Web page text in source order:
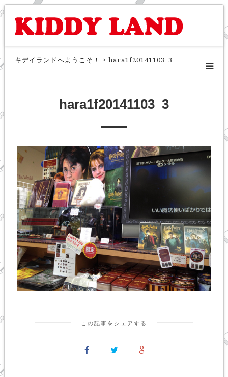
キデイランドへようこそ！ > hara1f20141103_3
hara1f20141103_3
この記事をシェアする